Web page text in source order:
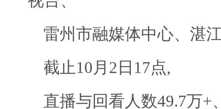
雷州市融媒体中心、湛
截止10月2日17点,
直播与回看人数49.7万+